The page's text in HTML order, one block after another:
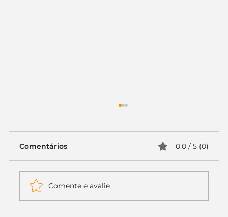
Comentários 0.0 / 5 (0)
Comente e avalie